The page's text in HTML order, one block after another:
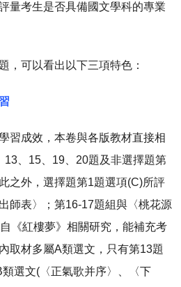
量考生是否具備國文學科的專業
，可以看出以下三項特色：
習成效，本卷與各版教材直接相
13、15、19、20題及非選擇題第
之外，選擇題第1題選項(C)所評
師表〉；第16-17題組與〈桃花源
《紅樓夢》相關研究，能補充考
取材多屬A類選文，只有第13題
選文(〈正氣歌并序〉、〈下